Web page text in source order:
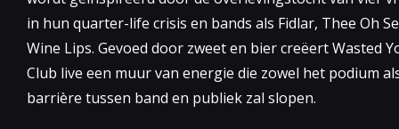
in hun quarter-life crisis en bands als Fidlar, Thee Oh
Wine Lips. Gevoed door zweet en bier creëert Wasted
Club live een muur van energie die zowel het podium
barrière tussen band en publiek zal slopen.